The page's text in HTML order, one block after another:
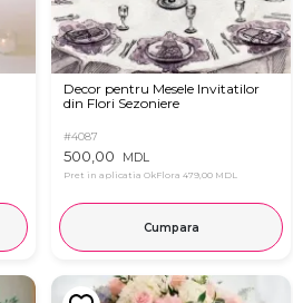
Decor pentru Mesele Invitatilor
din Flori Sezoniere
#4087
500,00 MDL
Pret in aplicatia OkFlora 479,00 MDL
Cumpara